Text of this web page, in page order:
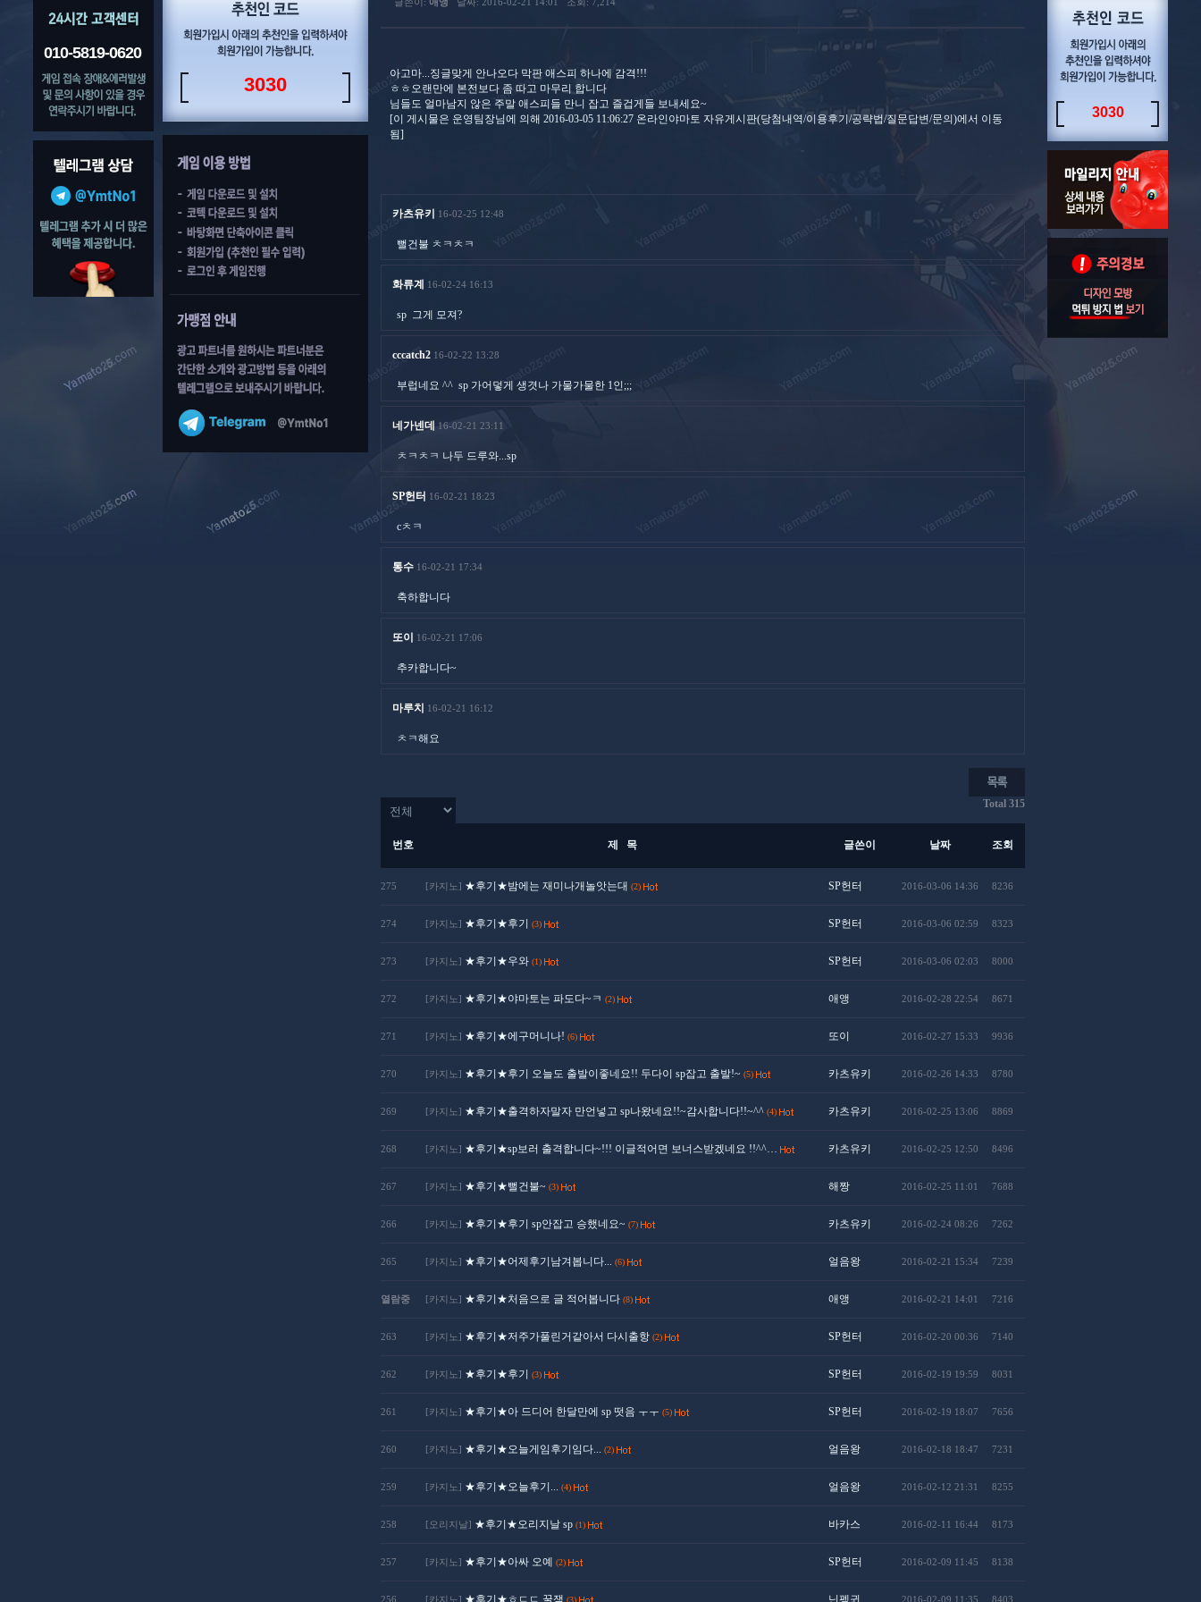
3030
010-5819-0620
3030
아고마...징글맞게 안나오다 막판 애스피 하나에 감격!!!
ㅎㅎ오랜만에 본전보다 좀 따고 마무리 합니다
님들도 얼마남지 않은 주말 애스피들 만니 잡고 즐겁게들 보내세요~
[이 게시물은 운영팀장님에 의해 2016-03-05 11:06:27 온라인야마토 자유게시판(당첨내역/이용후기/공략법/질문답변/문의)에서 이동
됨]
카츠유키 16-02-25 12:48
뻘건불 ㅊㅋㅊㅋ
화류계 16-02-24 16:13
sp 그게 모져?
cccatch2 16-02-22 13:28
부럽네요 ^^ sp 가어덯게 생겻나 가물가물한 1인;;;
네가넨데 16-02-21 23:11
ㅊㅋㅊㅋ 나두 드루와...sp
SP헌터 16-02-21 18:23
cㅊㅋ
통수 16-02-21 17:34
축하합니다
또이 16-02-21 17:06
추카합니다~
마루치 16-02-21 16:12
ㅊㅋ해요
Total 315
번호 제 목 글쓴이 날짜 조회
275 [카지노] ★후기★밤에는 재미나개놀앗는대 (2) SP헌터 2016-03-06 14:36 8236
274 [카지노] ★후기★후기 (3) SP헌터 2016-03-06 02:59 8323
273 [카지노] ★후기★우와 (1) SP헌터 2016-03-06 02:03 8000
272 [카지노] ★후기★야마토는 파도다~ㅋ (2) 애앵 2016-02-28 22:54 8671
271 [카지노] ★후기★에구머니나! (6) 또이 2016-02-27 15:33 9936
270 [카지노] ★후기★후기 오늘도 출발이좋네요!! 두다이 sp잡고 출발!~ (5) 카츠유키 2016-02-26 14:33 8780
269 [카지노] ★후기★출격하자말자 만언넣고 sp나왔네요!!~감사합니다!!~^^ (4) 카츠유키 2016-02-25 13:06 8869
268 [카지노] ★후기★sp보러 출격합니다~!!! 이글적어면 보너스받겠네요 !!^^… 카츠유키 2016-02-25 12:50 8496
267 [카지노] ★후기★뻘건불~ (3) 해짱 2016-02-25 11:01 7688
266 [카지노] ★후기★후기 sp안잡고 승했네요~ (7) 카츠유키 2016-02-24 08:26 7262
265 [카지노] ★후기★어제후기남겨봅니다... (6) 얼음왕 2016-02-21 15:34 7239
열람중 [카지노] ★후기★처음으로 글 적어봅니다 (8) 애앵 2016-02-21 14:01 7216
263 [카지노] ★후기★저주가풀린거같아서 다시출항 (2) SP헌터 2016-02-20 00:36 7140
262 [카지노] ★후기★후기 (3) SP헌터 2016-02-19 19:59 8031
261 [카지노] ★후기★아 드디어 한달만에 sp 떳음 ㅜㅜ (5) SP헌터 2016-02-19 18:07 7656
260 [카지노] ★후기★오늘게임후기임다... (2) 얼음왕 2016-02-18 18:47 7231
259 [카지노] ★후기★오늘후기... (4) 얼음왕 2016-02-12 21:31 8255
258 [오리지날] ★후기★오리지날 sp (1) 바카스 2016-02-11 16:44 8173
257 [카지노] ★후기★아싸 오예 (2) SP헌터 2016-02-09 11:45 8138
256 [카지노] ★후기★ㅎㄷㄷ 꿀잼 (3) 닌펭귄 2016-02-09 11:35 8403